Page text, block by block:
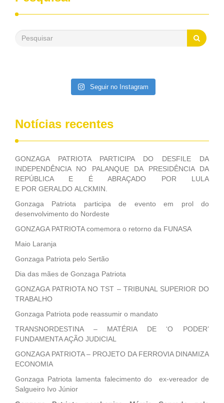
passado, essa Fundação distribuiu mais de três bilhões de
reais, com suas maravilhosas ações, dentre alas, mais de
saneamento básico, em pequenas comunidades rurais.
Patriota disse ainda que, mesmo sem mandato,
Seguir no Instagram
Notícias recentes
GONZAGA PATRIOTA PARTICIPA DO DESFILE DA
INDEPENDÊNCIA NO PALANQUE DA PRESIDÊNCIA DA
REPÚBLICA E É ABRAÇADO POR LULA
E POR GERALDO ALCKMIN.
Gonzaga Patriota participa de evento em prol do
desenvolvimento do Nordeste
GONZAGA PATRIOTA comemora o retorno da FUNASA
Maio Laranja
Gonzaga Patriota pelo Sertão
Dia das mães de Gonzaga Patriota
GONZAGA PATRIOTA NO TST – TRIBUNAL SUPERIOR DO
TRABALHO
Gonzaga Patriota pode reassumir o mandato
TRANSNORDESTINA – MATÉRIA DE ‘O PODER’
FUNDAMENTA AÇÃO JUDICIAL
GONZAGA PATRIOTA – PROJETO DA FERROVIA DINAMIZA
ECONOMIA
Gonzaga Patriota lamenta falecimento do ex-vereador de
Salgueiro Ivo Júnior